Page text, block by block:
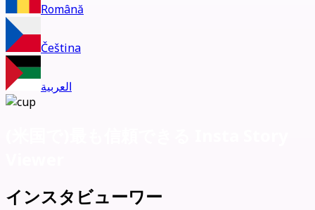
Română
Čeština
العربية
インスタビューワー